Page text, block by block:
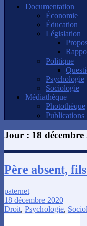
Documentation
Économie
Éducation
Législation
Politique
Psychologie
Sociologie
Médiathèque
Photothèque
Publications
Jour : 18 décembre
Père absent,
paternet
18 décembre 2020
Droit, Psychologie,